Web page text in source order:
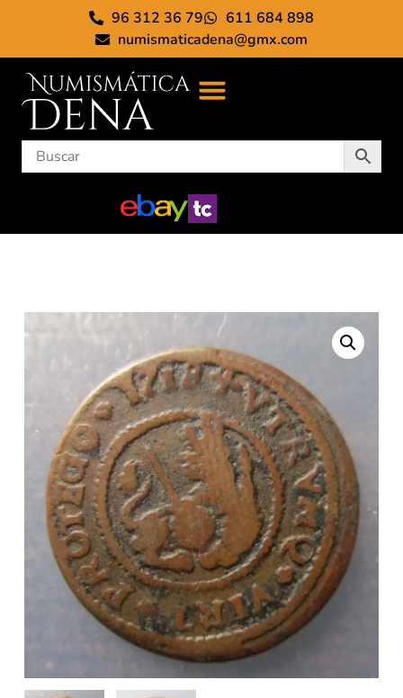
96 312 36 79
611 684 898
numismaticadena@gmx.com